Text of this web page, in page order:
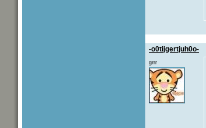
-o0tijgertjuh0o-
grrr